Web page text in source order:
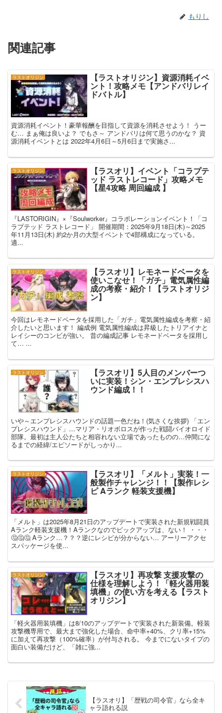
もりし
関連記事
ラストオリジン 【ラストオリジン】資源消耗イベ
ント！攻略メモ【アンドバリレイ
ドバトル】
資源消耗イベント！豪華報酬を目指して資源を消耗させよう！ うー
む… まぁ俺は良いよ？ でもさ～ アンドバリは何て思うのかな？ 資
源消耗イベントとは 2022年4月6日～5月6日まで実施さ...
ラストオリジン 【ラスオリ】イベント「コラプテ
ッド ラストレコード」攻略メモ
【星4攻略 周回編成 】
『LASTORIGIN』×『Soulworker』コラボレーションイベント！「コ
ラプテッド ラストレコード」 開催期間：2025年9月18日(木)～2025
年11月13日(木) 約2か月の大型イベントで4部構成になっている。
適...
ラストオリジン 【ラスオリ】レモネードベータを
使いこなせ！「ガチ」電気属性編
成の考察・紹介！【ラストオリジ
ン】
今回はレモネードベータを採用した「ガチ」電気属性編成を考察・紹
介したいと思います！ 編成例 電気属性編成は昇級したトリアイナと
レイシーのコンビが強い。 昔の編成記事 レモネードベータを採用し
て… ...
ラストオリジン 【ラスオリ】5人目のメンバーつ
いに実装！シン・エンプレシスハ
ウンド編成！！
いや～エンプレシスハウンドの話題一色だね！(気さくな挨拶) 「エン
プレシスハウンド」…マリア・リオボロスが作った戦闘バイオロイド
部隊。最初は主人公たちと相容れない立場であったものの…仲間にな
るまでの経緯/エピソードがしっかり...
ラストオリジン 【ラスオリ】「メルト」実装！一
般製作チャレンジ！！【製作レシ
ピ Aランク 軽装支援機】
「メルト」は2025年8月21日のアップデートで実装された新規戦闘員
Aランク軽装支援機！Aランクなのでピックアップは、ない！ ・・・
🤔🤔🤔 Aランク…？？？逆にレシピが分からない… アーリーアクセ
スパッケージを使...
ラストオリジン 【ラスオリ】再攻撃 支援攻撃の
仕様を理解しよう！「軽火器用装
填機」の使い方を考える【ラスト
オリジン】
「軽火器用装填機」は8/10のアップデートで実装された新装備。軽装
攻撃機専用で、最大まで強化した場合、命中率+40%、クリ率+15%
に加えて再攻撃（100%確率）が付与される。 今までにないタイプの
面白い装備だけど、「雑に強...
【ラスオリ】「歴戦の司令官」なら全キ
ャラ語れる説